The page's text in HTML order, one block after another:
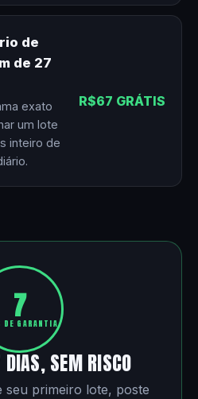
de
de 27
exato
um lote
inteiro de
R$67 GRÁTIS
7
DE GARANTIA
DIAS, SEM RISCO
seu primeiro lote, poste